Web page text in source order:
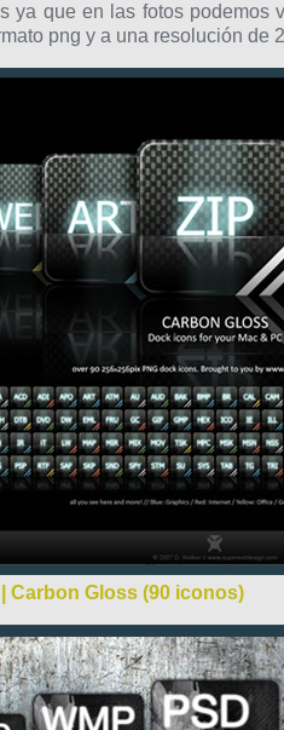
ya que en las fotos podemos
png y a una resolución de
Carbon Gloss (90 iconos)